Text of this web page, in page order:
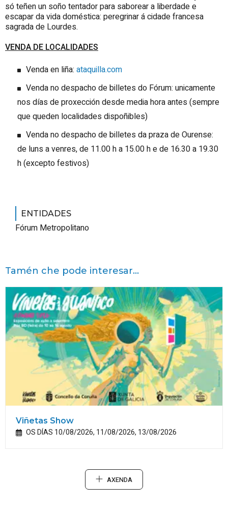
só teñen un soño tentador para saborear a liberdade e
escapar da vida doméstica: peregrinar á cidade francesa
sagrada de Lourdes.
VENDA DE LOCALIDADES
Venda en liña: ataquilla.com
Venda no despacho de billetes do Fórum: unicamente
nos días de proxección desde media hora antes (sempre
que queden localidades dispoñibles)
Venda no despacho de billetes da praza de Ourense:
de luns a venres, de 11.00 h a 15.00 h e de 16.30 a 19.30
h (excepto festivos)
ENTIDADES
Fórum Metropolitano
Tamén che pode interesar...
Viñetas Show
OS DÍAS 10/08/2026, 11/08/2026, 13/08/2026
AXENDA